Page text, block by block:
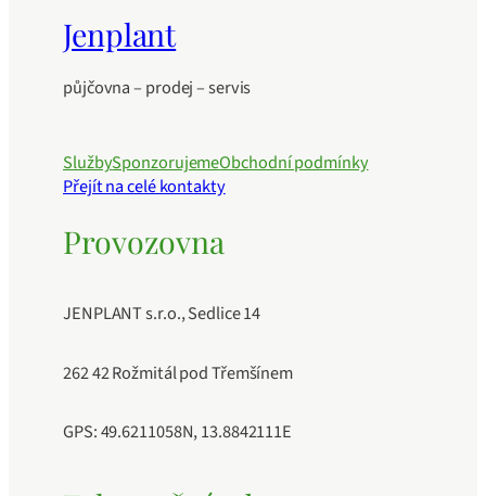
Jenplant
půjčovna – prodej – servis
SlužbySponzorujemeObchodní podmínky
Přejít na celé kontakty
Provozovna
JENPLANT s.r.o., Sedlice 14
262 42 Rožmitál pod Třemšínem
GPS: 49.6211058N, 13.8842111E